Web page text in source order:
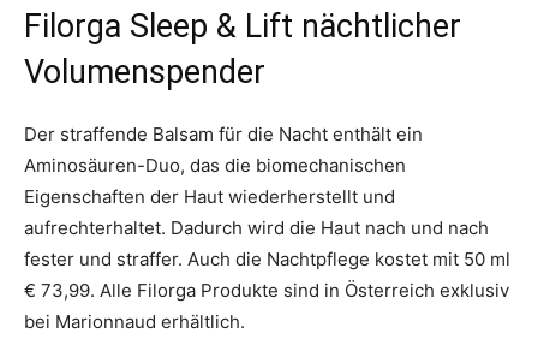
Filorga Sleep & Lift nächtlicher
Volumenspender
Der straffende Balsam für die Nacht enthält ein
Aminosäuren-Duo, das die biomechanischen
Eigenschaften der Haut wiederherstellt und
aufrechterhaltet. Dadurch wird die Haut nach und nach
fester und straffer. Auch die Nachtpflege kostet mit 50 ml
€ 73,99. Alle Filorga Produkte sind in Österreich exklusiv
bei Marionnaud erhältlich.